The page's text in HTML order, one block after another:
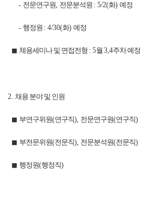
- 전문연구원, 전문분석원 : 5/2(화) 예정
- 행정원 : 4/30(화) 예정
◼ 체용세미나 및 면접전형 : 5월 3,4주차 예정
2. 채용 분야 및 인원
◼ 부연구위원(연구직), 전문연구원(연구직)
◼ 부전문위원(전문직), 전문분석원(전문직)
◼ 행정원(행정직)